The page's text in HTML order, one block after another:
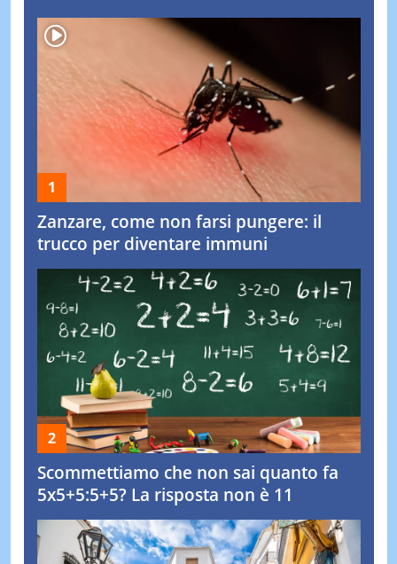
Zanzare, come non farsi pungere: il
trucco per diventare immuni
Scommettiamo che non sai quanto fa
5x5+5:5+5? La risposta non è 11